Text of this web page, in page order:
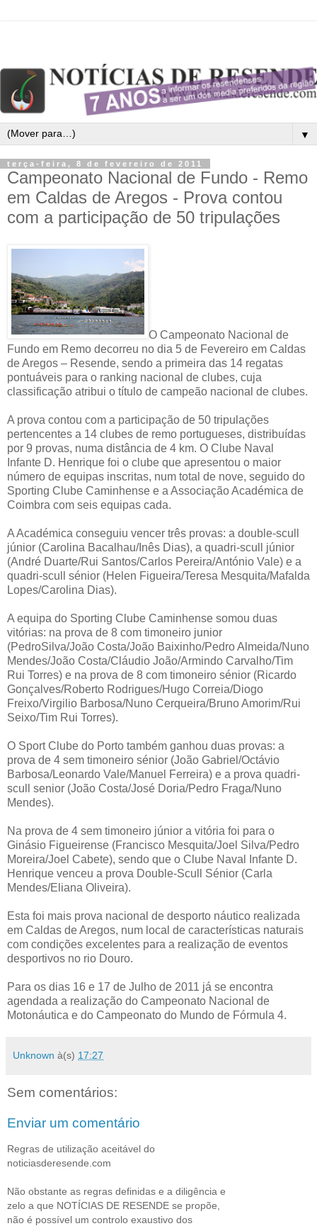
▼
terça-feira, 8 de fevereiro de 2011
Campeonato Nacional de Fundo - Remo
em Caldas de Aregos - Prova contou
com a participação de 50 tripulações
O Campeonato Nacional de
Fundo em Remo decorreu no dia 5 de Fevereiro em Caldas
de Aregos – Resende, sendo a primeira das 14 regatas
pontuáveis para o ranking nacional de clubes, cuja
classificação atribui o título de campeão nacional de clubes.
A prova contou com a participação de 50 tripulações
pertencentes a 14 clubes de remo portugueses, distribuídas
por 9 provas, numa distância de 4 km. O Clube Naval
Infante D. Henrique foi o clube que apresentou o maior
número de equipas inscritas, num total de nove, seguido do
Sporting Clube Caminhense e a Associação Académica de
Coimbra com seis equipas cada.
A Académica conseguiu vencer três provas: a double-scull
júnior (Carolina Bacalhau/Inês Dias), a quadri-scull júnior
(André Duarte/Rui Santos/Carlos Pereira/António Vale) e a
quadri-scull sénior (Helen Figueira/Teresa Mesquita/Mafalda
Lopes/Carolina Dias).
A equipa do Sporting Clube Caminhense somou duas
vitórias: na prova de 8 com timoneiro junior
(PedroSilva/João Costa/João Baixinho/Pedro Almeida/Nuno
Mendes/João Costa/Cláudio João/Armindo Carvalho/Tim
Rui Torres) e na prova de 8 com timoneiro sénior (Ricardo
Gonçalves/Roberto Rodrigues/Hugo Correia/Diogo
Freixo/Virgilio Barbosa/Nuno Cerqueira/Bruno Amorim/Rui
Seixo/Tim Rui Torres).
O Sport Clube do Porto também ganhou duas provas: a
prova de 4 sem timoneiro sénior (João Gabriel/Octávio
Barbosa/Leonardo Vale/Manuel Ferreira) e a prova quadri-
scull senior (João Costa/José Doria/Pedro Fraga/Nuno
Mendes).
Na prova de 4 sem timoneiro júnior a vitória foi para o
Ginásio Figueirense (Francisco Mesquita/Joel Silva/Pedro
Moreira/Joel Cabete), sendo que o Clube Naval Infante D.
Henrique venceu a prova Double-Scull Sénior (Carla
Mendes/Eliana Oliveira).
Esta foi mais prova nacional de desporto náutico realizada
em Caldas de Aregos, num local de características naturais
com condições excelentes para a realização de eventos
desportivos no rio Douro.
Para os dias 16 e 17 de Julho de 2011 já se encontra
agendada a realização do Campeonato Nacional de
Motonáutica e do Campeonato do Mundo de Fórmula 4.
Unknown à(s) 17:27
Sem comentários:
Enviar um comentário
Regras de utilização aceitável do
noticiasderesende.com
Não obstante as regras definidas e a diligência e
zelo a que NOTÍCIAS DE RESENDE se propõe,
não é possível um controlo exaustivo dos